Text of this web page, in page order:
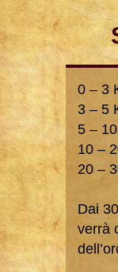
0 –
3 –
5 –
10 –
20 –
Dai
verrà